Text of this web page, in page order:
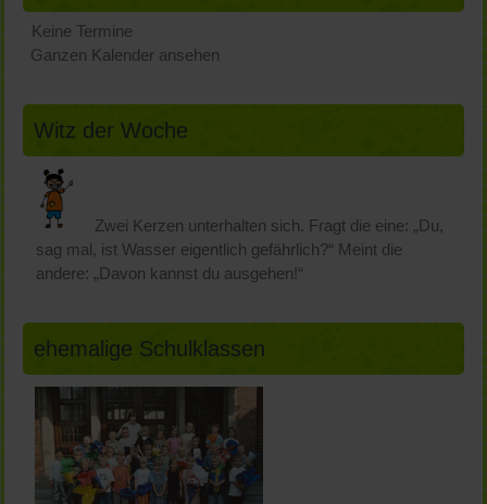
Keine Termine
Ganzen Kalender ansehen
Witz der Woche
Zwei Kerzen unterhalten sich. Fragt die eine: „Du,
sag mal, ist Wasser eigentlich gefährlich?“ Meint die
andere: „Davon kannst du ausgehen!“
ehemalige Schulklassen